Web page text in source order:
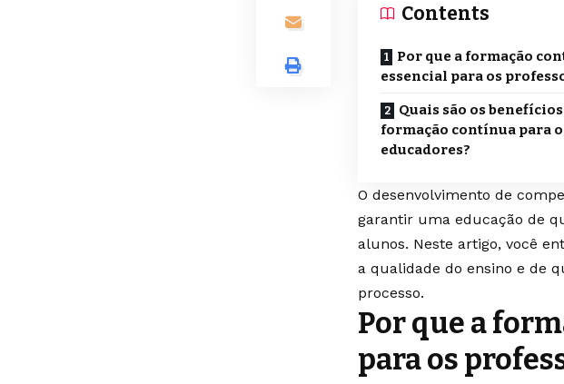
Contents
Por que a formação
essencial para os
Quais são os
formação contínua para
educadores?
O desenvolvimento de
garantir uma educação de
alunos. Neste artigo, você
a qualidade do ensino e de
processo.
Por que a
para os